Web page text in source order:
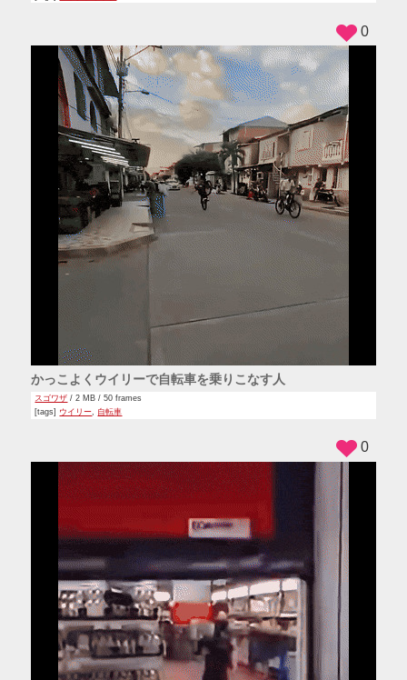
かっこよくウイリーで自転車を乗りこなす人
スゴワザ / 2 MB / 50 frames
[tags] ウイリー 自転車
0
0